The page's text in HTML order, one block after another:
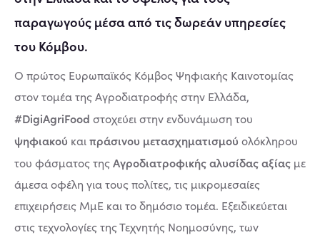
παραγωγούς μέσα από τις δωρεάν υπηρεσίες
του Κόμβου.
Ο πρώτος Ευρωπαϊκός Κόμβος Ψηφιακής Καινοτομίας
στον τομέα της Αγροδιατροφής στην Ελλάδα,
#DigiAgriFood στοχεύει στην ενδυνάμωση του
ψηφιακού καιπράσινου μετασχηματισμού ολόκληρου
του φάσματος τηςΑγροδιατροφικής αλυσίδας αξίας με
άμεσα οφέλη για τους πολίτες, τις μικρομεσαίες
επιχειρήσεις ΜμΕ και το δημόσιο τομέα. Εξειδικεύεται
στις τεχνολογίες της Τεχνητής Νοημοσύνης, των